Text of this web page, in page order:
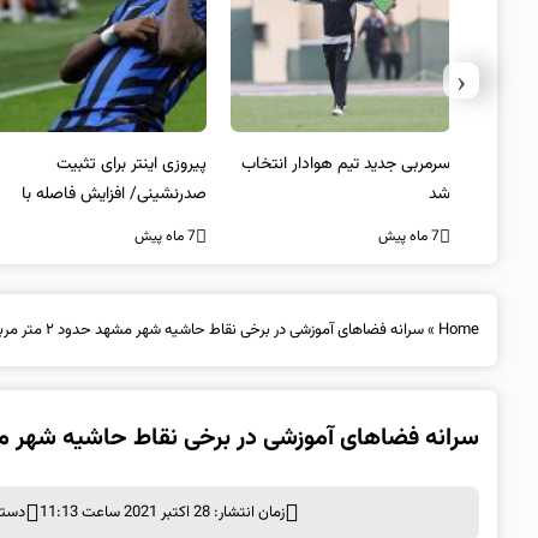
سرمربی جدید تیم هوادار انتخاب
شد
7 ماه پیش
پیروزی اینتر برای تثبیت
صدرنشینی/ افزایش فاصله با
ناپولی
7 ماه پیش
‹
Home
»سرانه فضاهای آموزشی در برخی نقاط حاشیه شهر مشهد حدود ۲ متر مربع است
سرانه فضاهای آموزشی در برخی نقاط حاشیه شهر مشهد حدود
زمان انتشار: 28 اکتبر 2021 ساعت 11:13